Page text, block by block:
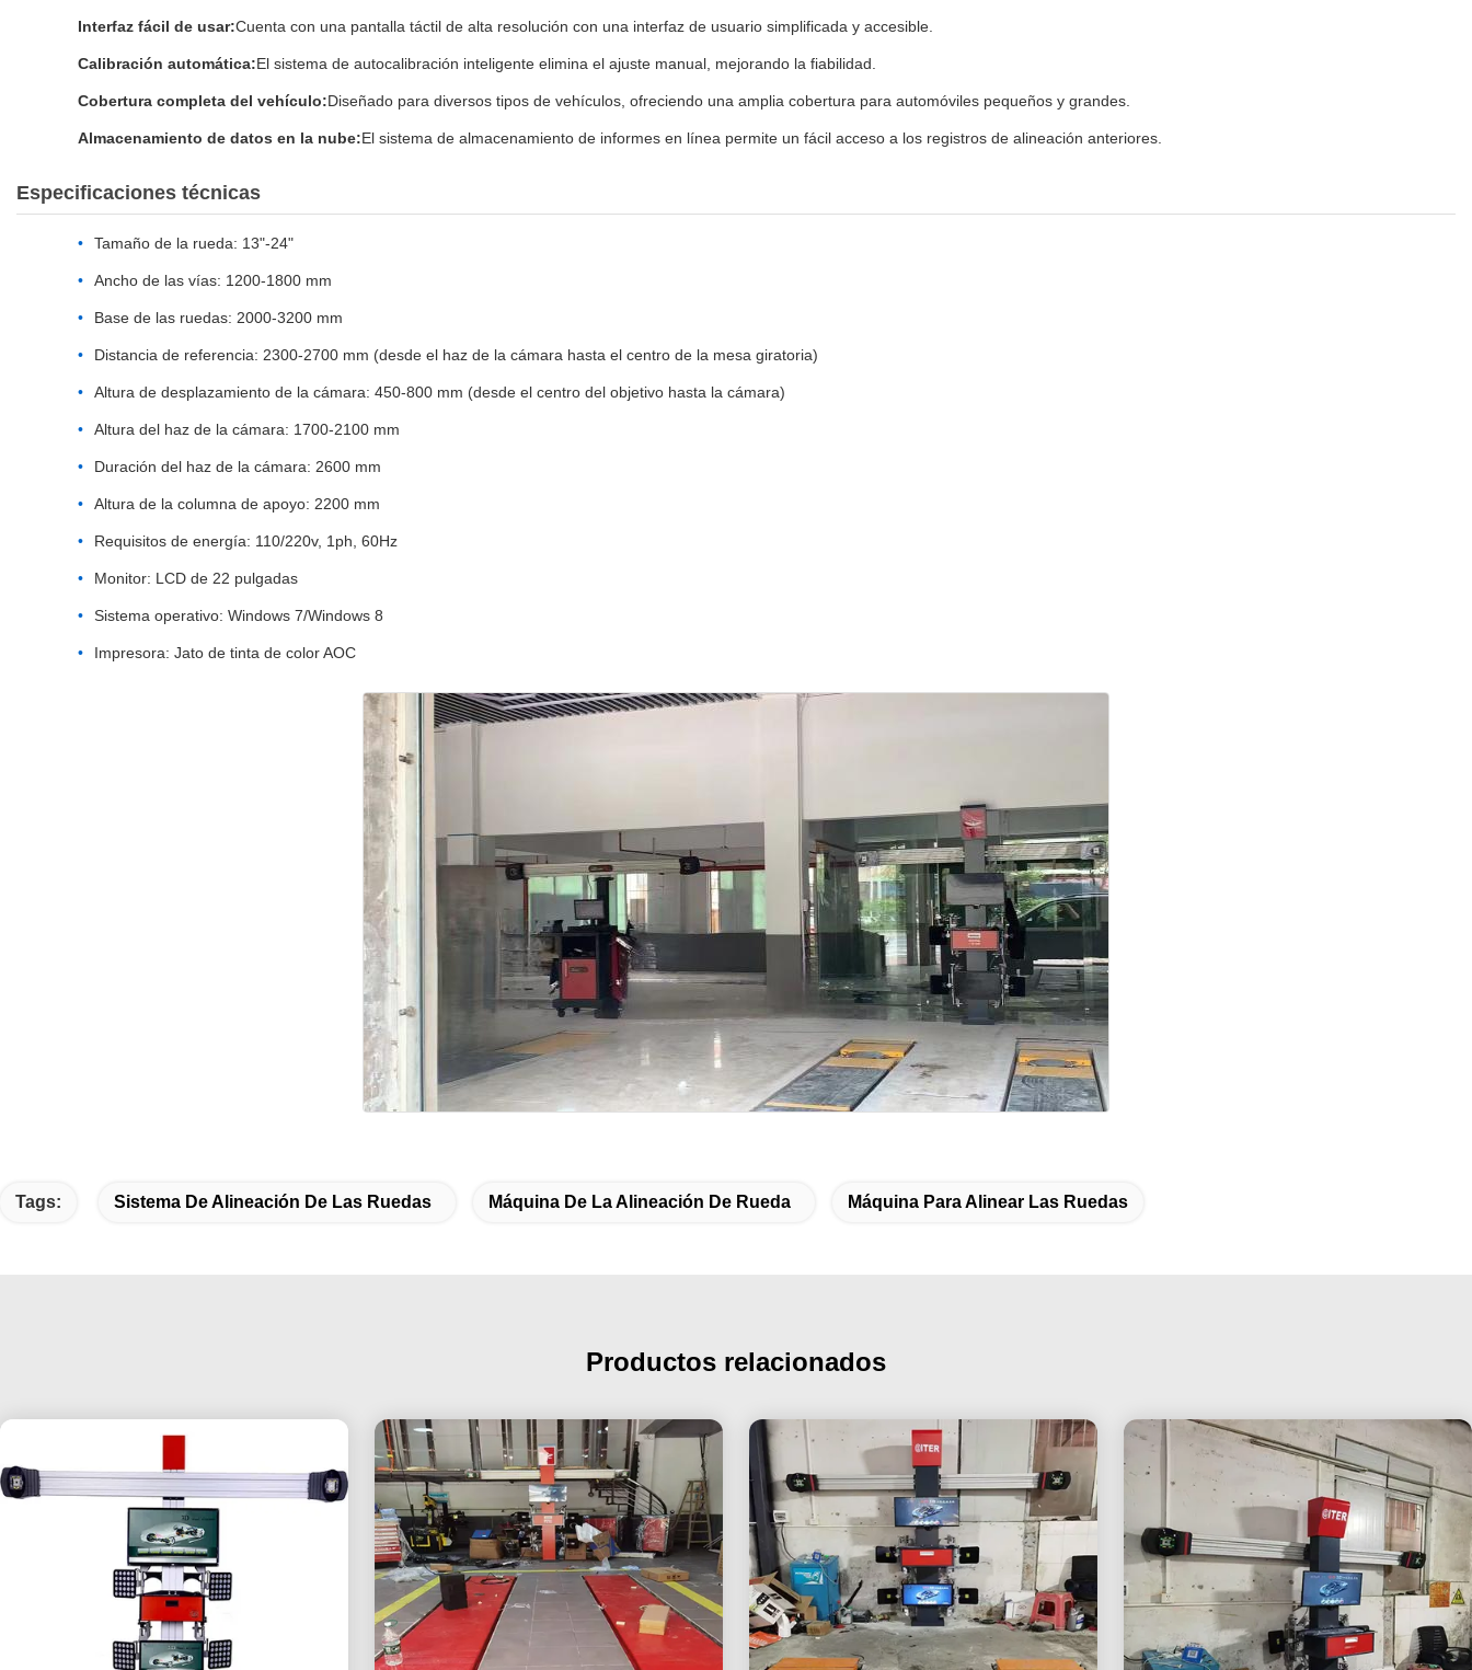
Interfaz fácil de usar:Cuenta con una pantalla táctil de alta resolución con una interfaz de usuario simplificada y accesible.
Calibración automática:El sistema de autocalibración inteligente elimina el ajuste manual, mejorando la fiabilidad.
Cobertura completa del vehículo:Diseñado para diversos tipos de vehículos, ofreciendo una amplia cobertura para automóviles pequeños y grandes.
Almacenamiento de datos en la nube:El sistema de almacenamiento de informes en línea permite un fácil acceso a los registros de alineación anteriores.
Especificaciones técnicas
Tamaño de la rueda: 13"-24"
Ancho de las vías: 1200-1800 mm
Base de las ruedas: 2000-3200 mm
Distancia de referencia: 2300-2700 mm (desde el haz de la cámara hasta el centro de la mesa giratoria)
Altura de desplazamiento de la cámara: 450-800 mm (desde el centro del objetivo hasta la cámara)
Altura del haz de la cámara: 1700-2100 mm
Duración del haz de la cámara: 2600 mm
Altura de la columna de apoyo: 2200 mm
Requisitos de energía: 110/220v, 1ph, 60Hz
Monitor: LCD de 22 pulgadas
Sistema operativo: Windows 7/Windows 8
Impresora: Jato de tinta de color AOC
Tags: Sistema De Alineación De Las Ruedas Máquina De La Alineación De Rueda Máquina Para Alinear Las Ruedas
Productos relacionados